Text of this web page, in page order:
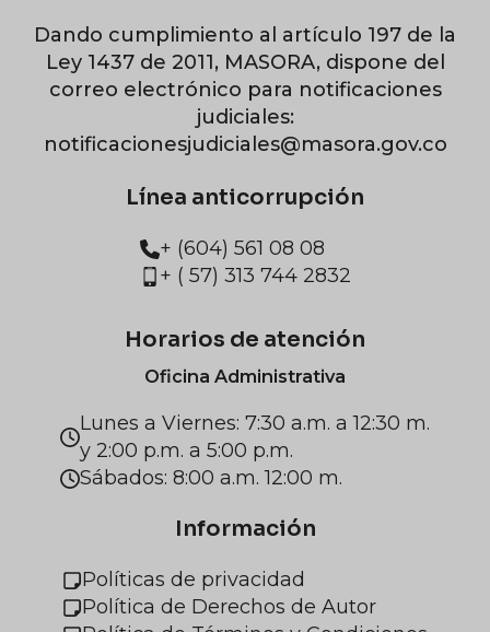
Dando cumplimiento al artículo 197 de la
Ley 1437 de 2011, MASORA, dispone del
correo electrónico para notificaciones
judiciales:
notificacionesjudiciales@masora.gov.co
Línea anticorrupción
+ (604) 561 08 08
+ ( 57) 313 744 2832
Horarios de atención
Oficina Administrativa
Lunes a Viernes: 7:30 a.m. a 12:30 m.
y 2:00 p.m. a 5:00 p.m.
Sábados: 8:00 a.m. 12:00 m.
Información
Políticas de privacidad
Política de Derechos de Autor